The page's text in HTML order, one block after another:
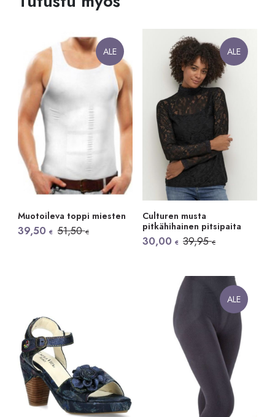
ALE
Muotoileva toppi miesten
51,50€
Alkuperäinen
hinta
39,50€
Nykyinen
hinta
ALE
Culturen musta
pitkähihainen pitsipaita
39,95€
Alkuperäinen
hinta
30,00 €
Nykyinen
hinta
ALE